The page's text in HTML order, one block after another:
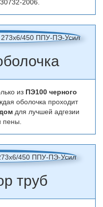
2006.
из ПЭ100 черного
оболочка проходит
для лучшей адгезии
пены.
труб